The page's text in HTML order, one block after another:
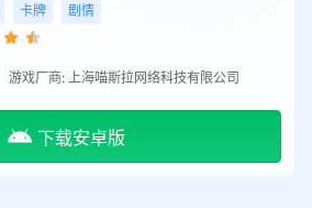
卡牌 剧情
游戏厂商: 上海喵斯拉网络科技有限公司
下载安卓版